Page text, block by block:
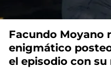
Facundo Moyano
enigmático
el episodio con su